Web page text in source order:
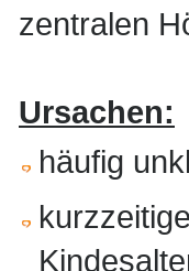
zentralen
Ursachen:
häufig